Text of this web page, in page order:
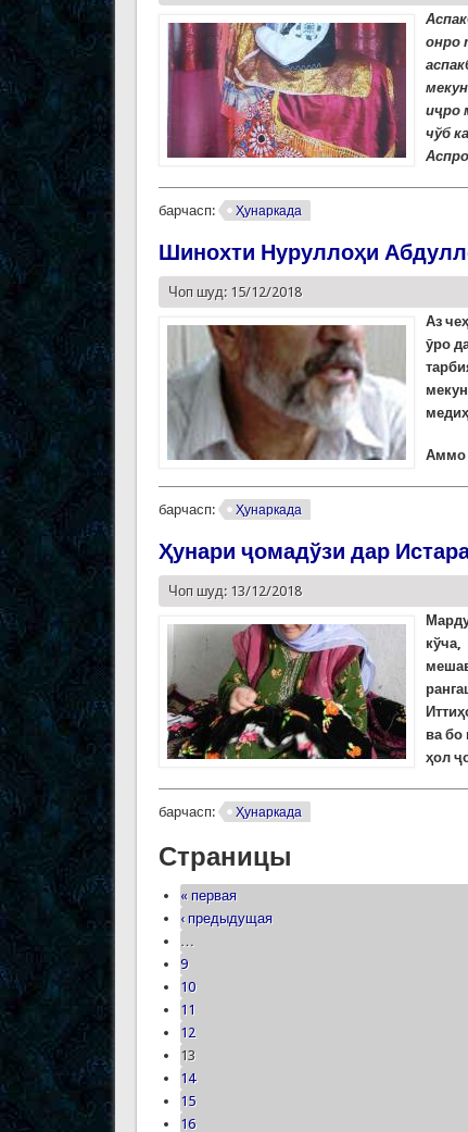
онро
иҷро
чўб
барчасп: Ҳунаркада
Шинохти Нуруллоҳи
Чоп шуд: 15/12/2018
Аз
ӯро
Аммо
барчасп: Ҳунаркада
Ҳунари ҷомадўзи дар
Чоп шуд: 13/12/2018
кўча,
ва бо
ҳол
барчасп: Ҳунаркада
Страницы
« первая
‹ предыдущая
…
9
10
11
12
13
14
15
16